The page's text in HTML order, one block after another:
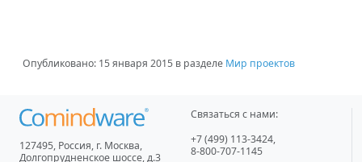
Опубликовано: 15 января 2015 в разделе Мир проектов
127495, Россия, г. Москва,
Долгопрудненское шоссе, д.3
Связаться с нами:
+7 (499) 113-3424,
8-800-707-1145